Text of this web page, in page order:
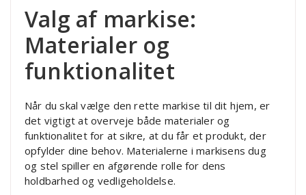
Valg af markise:
Materialer og
funktionalitet
Når du skal vælge den rette markise til dit hjem, er
det vigtigt at overveje både materialer og
funktionalitet for at sikre, at du får et produkt, der
opfylder dine behov. Materialerne i markisens dug
og stel spiller en afgørende rolle for dens
holdbarhed og vedligeholdelse.